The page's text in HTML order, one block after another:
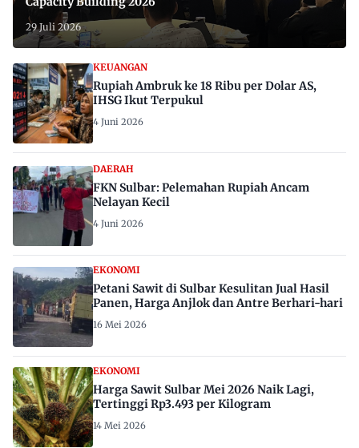
29 Juli 2026
KEUANGAN
Rupiah Ambruk ke 18 Ribu per Dolar AS,
IHSG Ikut Terpukul
4 Juni 2026
DAERAH
FKN Sulbar: Pelemahan Rupiah Ancam
Nelayan Kecil
4 Juni 2026
EKONOMI
Petani Sawit di Sulbar Kesulitan Jual Hasil
Panen, Harga Anjlok dan Antre Berhari-hari
16 Mei 2026
EKONOMI
Harga Sawit Sulbar Mei 2026 Naik Lagi,
Tertinggi Rp3.493 per Kilogram
14 Mei 2026